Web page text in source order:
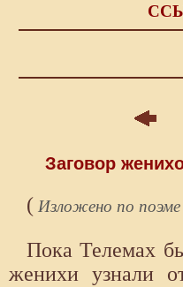
Заговор
( Изложено по
Пока Телемах
женихи узнали